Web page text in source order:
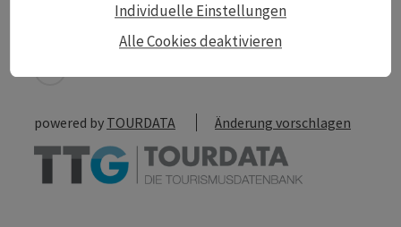
zum Merkzettel In der Nähe
powered by TOURDATA Änderung vorschlagen
Alle Cookies deaktivieren
Individuelle Einstellungen